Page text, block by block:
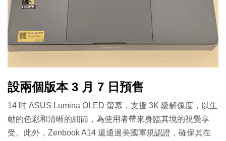
設兩個版本 3 月 7 日預售
14 吋 ASUS Lumina OLED 螢幕，支援 3K 級解像度，以生
動的色彩和清晰的細節，為使用者帶來身臨其境的視覺享
受。此外，Zenbook A14 還通過美國軍規認證，確保其在